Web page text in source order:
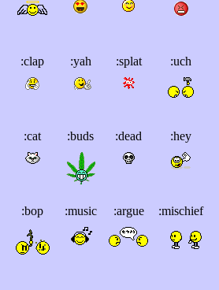
:clap :yah :splat :uch
:cat :buds :dead :hey
:bop :music :argue :mischief